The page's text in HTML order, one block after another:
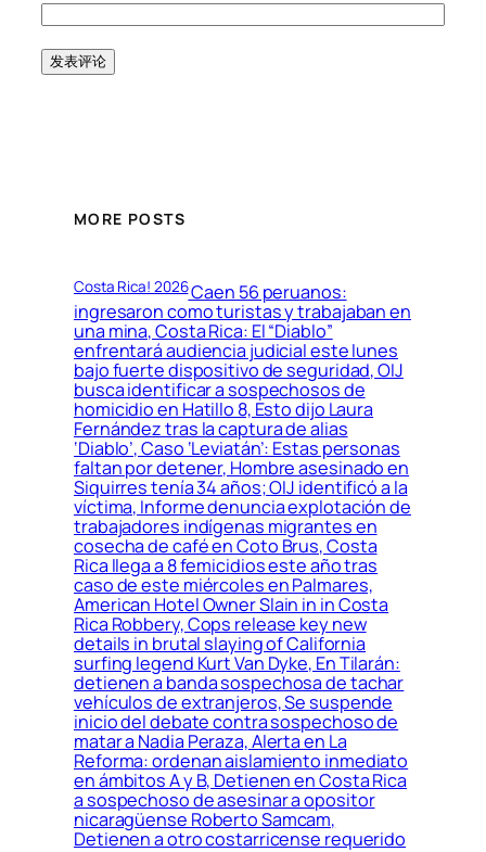
MORE POSTS
Costa Rica! 2026Caen 56 peruanos:
ingresaron como turistas y trabajaban en
una mina, Costa Rica: El “Diablo”
enfrentará audiencia judicial este lunes
bajo fuerte dispositivo de seguridad, OIJ
busca identificar a sospechosos de
homicidio en Hatillo 8, Esto dijo Laura
Fernández tras la captura de alias
‘Diablo’, Caso ‘Leviatán’: Estas personas
faltan por detener, Hombre asesinado en
Siquirres tenía 34 años; OIJ identificó a la
víctima, Informe denuncia explotación de
trabajadores indígenas migrantes en
cosecha de café en Coto Brus, Costa
Rica llega a 8 femicidios este año tras
caso de este miércoles en Palmares,
American Hotel Owner Slain in in Costa
Rica Robbery, Cops release key new
details in brutal slaying of California
surfing legend Kurt Van Dyke, En Tilarán:
detienen a banda sospechosa de tachar
vehículos de extranjeros, Se suspende
inicio del debate contra sospechoso de
matar a Nadia Peraza, Alerta en La
Reforma: ordenan aislamiento inmediato
en ámbitos A y B, Detienen en Costa Rica
a sospechoso de asesinar a opositor
nicaragüense Roberto Samcam,
Detienen a otro costarricense requerido